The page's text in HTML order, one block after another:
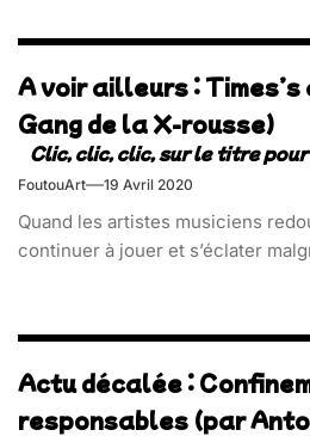
A voir ailleurs :
Gang de la X-rousse)
FoutouArt 19 Avril 2020
Quand les artistes musiciens
continuer à jouer et s’éclater
Actu décalée :
responsables (par